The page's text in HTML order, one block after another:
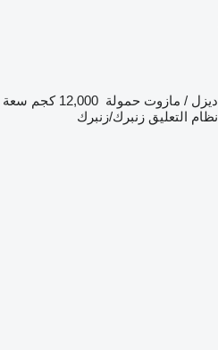
ديزل / مازوت حمولة 12,000 كجم
سعة
نظام التعليق زنبرك/زنبرك